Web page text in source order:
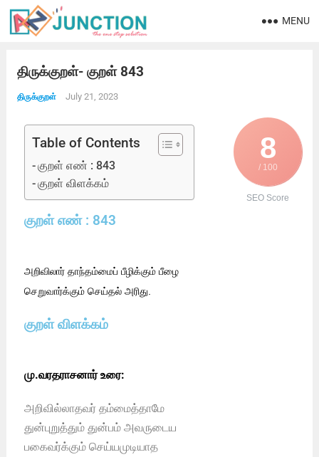
MENU
திருக்குறள்- குறள் 843
திருக்குறள் July 21, 2023
8
/ 100
SEO Score
Table of Contents
குறள் எண் : 843
குறள் விளக்கம்
குறள் எண் : 843
அறிவிலார் தாந்தம்மைப் பீழிக்கும் பீழை
செறுவார்க்கும் செய்தல் அரிது.
குறள் விளக்கம்
மு.வரதராசனார் உரை:
அறிவில்லாதவர் தம்மைத்தாமே
துன்புறுத்தும் துன்பம் அவருடைய
பகைவர்க்கும் செய்யமுடியாத